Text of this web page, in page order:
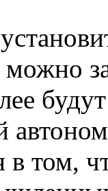
можно
в том,